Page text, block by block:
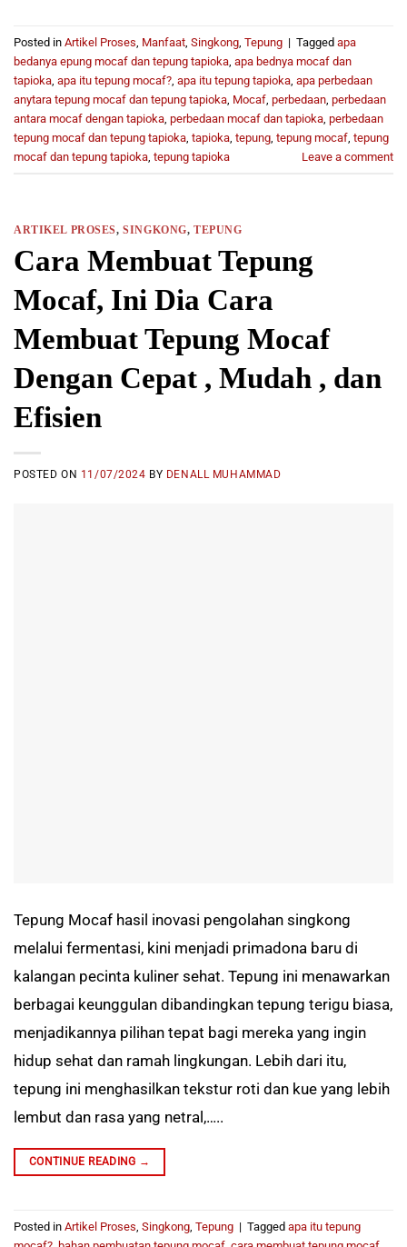
Posted in Artikel Proses Manfaat Singkong Tepung | Tagged apa
bedanya epung mocaf dan tepung tapioka apa bednya mocaf dan
tapioka apa itu tepung mocaf? apa itu tepung tapioka apa perbedaan
anytara tepung mocaf dan tepung tapioka Mocaf perbedaan perbedaan
antara mocaf dengan tapioka perbedaan mocaf dan tapioka perbedaan
tepung mocaf dan tepung tapioka tapioka tepung tepung mocaf tepung
mocaf dan tepung tapioka tepung tapioka Leave a comment
ARTIKEL PROSES,SINGKONG,TEPUNG
Cara Membuat Tepung
Mocaf, Ini Dia Cara
Membuat Tepung Mocaf
Dengan Cepat , Mudah , dan
Efisien
POSTED ON 11/07/2024 BY DENALL MUHAMMAD
Tepung Mocaf hasil inovasi pengolahan singkong
melalui fermentasi, kini menjadi primadona baru di
kalangan pecinta kuliner sehat. Tepung ini menawarkan
berbagai keunggulan dibandingkan tepung terigu biasa,
menjadikannya pilihan tepat bagi mereka yang ingin
hidup sehat dan ramah lingkungan. Lebih dari itu,
tepung ini menghasilkan tekstur roti dan kue yang lebih
lembut dan rasa yang netral,…..
CONTINUE READING →
Posted in Artikel Proses Singkong Tepung | Tagged apa itu tepung